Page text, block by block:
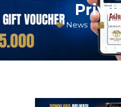
News